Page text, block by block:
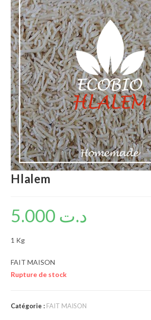
Hlalem
د.ت
1 Kg
FAIT MAISON
Rupture de stock
Catégorie : FAIT MAISON